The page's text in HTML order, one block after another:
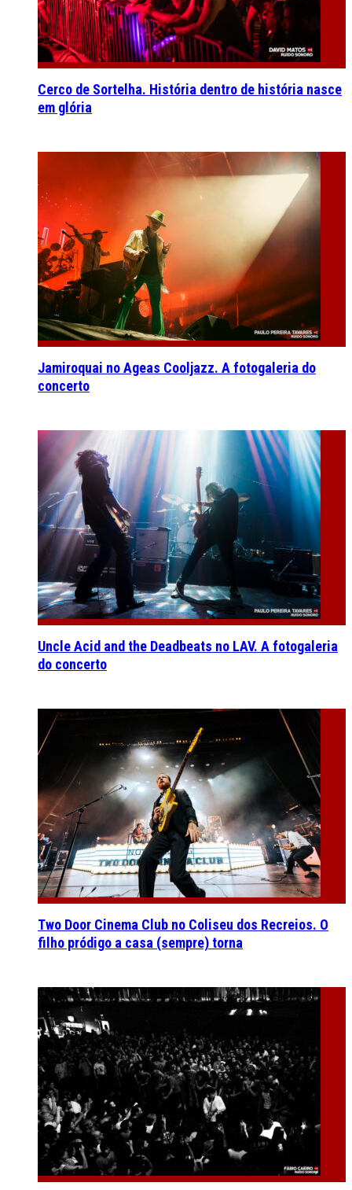
Cerco de Sortelha. História dentro de história nasce
em glória
Jamiroquai no Ageas Cooljazz. A fotogaleria do
concerto
Uncle Acid and the Deadbeats no LAV. A fotogaleria
do concerto
Two Door Cinema Club no Coliseu dos Recreios. O
filho pródigo a casa (sempre) torna